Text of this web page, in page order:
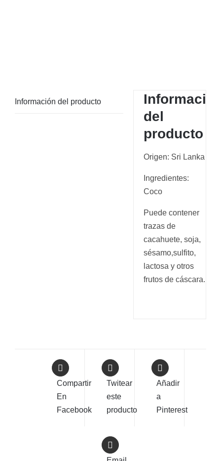
Información del producto
del
producto
Origen: Sri Lanka
Ingredientes:
Coco
Puede contener
trazas de
cacahuete, soja,
sésamo,sulfito,
lactosa y otros
frutos de cáscara.
Compartir
En
Facebook
Twitear
este
producto
Añadir
a
Pinterest